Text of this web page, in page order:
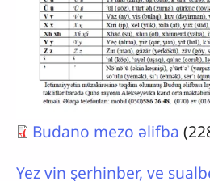
Budano mezo əlifba
Yez vin şerhinber, ve